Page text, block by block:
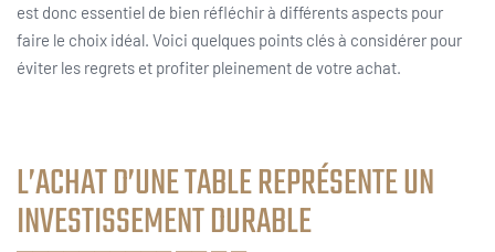
est donc essentiel de bien réfléchir à différents aspects pour
faire le choix idéal. Voici quelques points clés à considérer pour
éviter les regrets et profiter pleinement de votre achat.
L’ACHAT D’UNE TABLE REPRÉSENTE UN
INVESTISSEMENT DURABLE